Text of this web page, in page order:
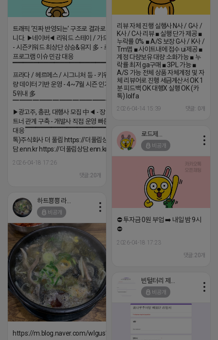
리뷰 자체 진행 실행사 N사 / G사 /
K사 / C사 리뷰 ■ 실행 단가 제공 ■
누락률 0% ■ A/S 보장 G사 / K사 /
Tm맵 ■ 사이트내에 접수 ui제공 ■
계정 다량보유 대량 소화가능 ■ 누
락률 최저 ga구매 ■ 3PL 가능 ■
A/S 가능 전체 상품 자체계정 및 자
체 리뷰어로 진행 세금계산서 OK 1
분 피드백 OK 대행X 실행 OK (카
톡) lolfa
2026-04-14 15:39 댓글: 0개
트래픽 ‘진짜 반영되는’ 구조로 결과로 보여드립
니다. ▶네이버◀ 리워드 스테이 / 가드 / 자몽 등
- 시즌키워드 최상단 상승&유지 多 - 로직변화,
프로그램 이슈 민감 대응
▔▔▔▔▔▔▔▔▔▔▔▔▔▔▔▔▔▔ ▶쿠팡◀
프라다 / 헤르메스 / 시그니처 등 - 키워드 검색
량 데이터 기반 운영 - 4~7월 시즌 인기 키워드
5위내 多
▔▔▔▔▔▔▔▔▔▔▔▔▔▔▔▔▔▔
▶광고주, 총판, 대행사 모집 中◀ - 장기 협업 파
트너 관계 구축 - 개발사 직접 운영 빠른 피드백
대응 ▔▔▔▔▔▔▔▔▔▔▔▔▔▔▔▔▔▔ (카
톡)주식회사 더 풀림 https://더풀림상
담.enn.kr https://더풀림상담.enn.kr
2026-04-18 17:26
댓글:20개
비공개
⛔️ 투자금 0원 부업 ➡️ 내일 밤 9시
⛔️
2026-04-18 17:23
댓글:20개
하트뿅뿅 라이언
비공개
https://m.blog.naver.com/wlgus1647/224253846149
비공개